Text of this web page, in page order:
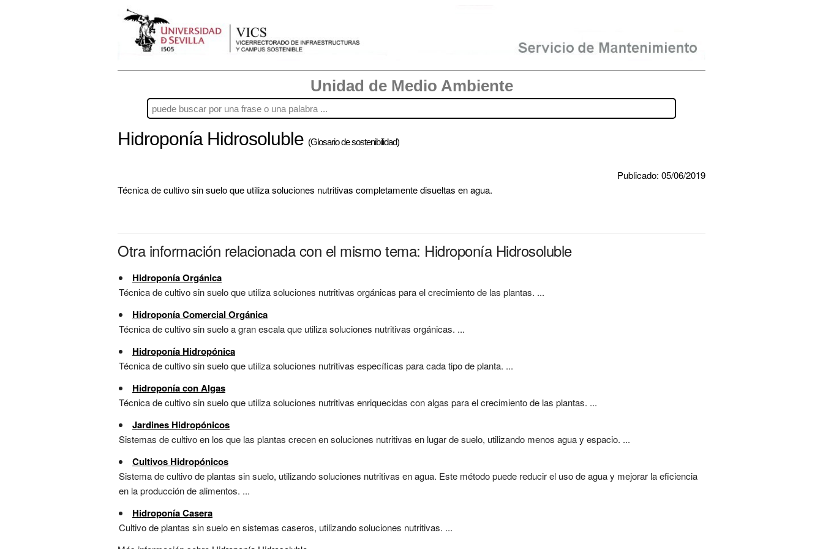
Unidad de Medio Ambiente
Hidroponía Hidrosoluble (Glosario de sostenibilidad)
Publicado: 05/06/2019
Técnica de cultivo sin suelo que utiliza soluciones nutritivas completamente disueltas en agua.
Otra información relacionada con el mismo tema: Hidroponía Hidrosoluble
Hidroponía Orgánica
Técnica de cultivo sin suelo que utiliza soluciones nutritivas orgánicas para el crecimiento de las plantas. ...
Hidroponía Comercial Orgánica
Técnica de cultivo sin suelo a gran escala que utiliza soluciones nutritivas orgánicas. ...
Hidroponía Hidropónica
Técnica de cultivo sin suelo que utiliza soluciones nutritivas específicas para cada tipo de planta. ...
Hidroponía con Algas
Técnica de cultivo sin suelo que utiliza soluciones nutritivas enriquecidas con algas para el crecimiento de las plantas. ...
Jardines Hidropónicos
Sistemas de cultivo en los que las plantas crecen en soluciones nutritivas en lugar de suelo, utilizando menos agua y espacio. ...
Cultivos Hidropónicos
Sistema de cultivo de plantas sin suelo, utilizando soluciones nutritivas en agua. Este método puede reducir el uso de agua y mejorar la eficiencia
en la producción de alimentos. ...
Hidroponía Casera
Cultivo de plantas sin suelo en sistemas caseros, utilizando soluciones nutritivas. ...